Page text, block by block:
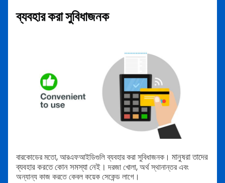
ব্যবহার করা সুবিধাজনক
বারকোডের মতো, আরএফআইডিগুলি ব্যবহার করা সুবিধাজনক। মানুষরা তাদের
ব্যবহার করতে কোন সমস্যা নেই।দরজা খোলা, অর্থ স্থানান্তর এবং
অন্যান্য কাজ করতে কেবল কয়েক সেকেন্ড লাগে।